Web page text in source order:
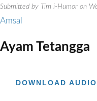
Submitted by Tim i-Humor on
Amsal
Ayam Tetangga
DOWNLOAD AUDIO